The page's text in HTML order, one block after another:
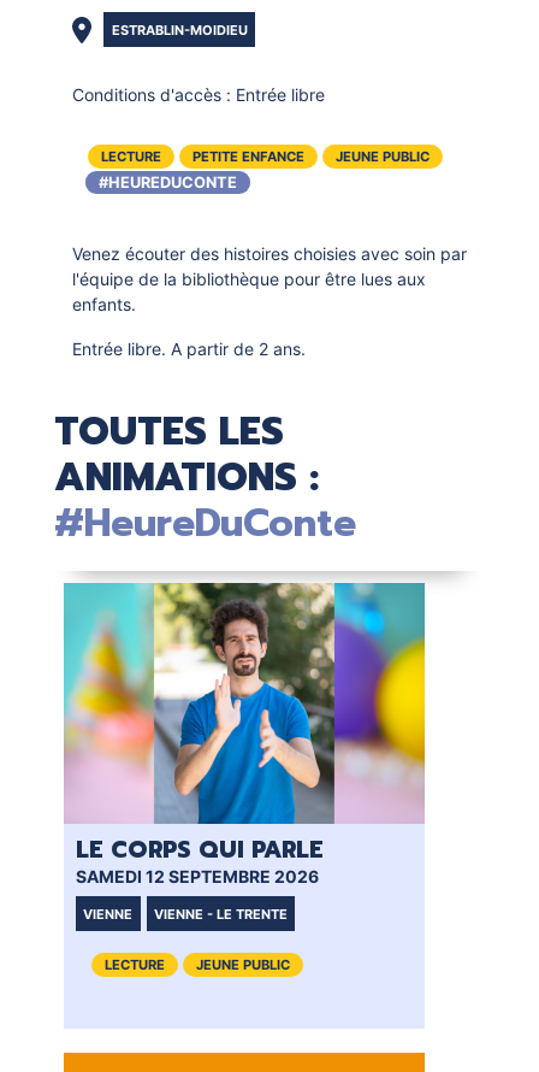
ESTRABLIN-MOIDIEU
Conditions d'accès : Entrée libre
LECTURE PETITE ENFANCE JEUNE PUBLIC
#HEUREDUCONTE
Venez écouter des histoires choisies avec soin par
l'équipe de la bibliothèque pour être lues aux
enfants.
Entrée libre. A partir de 2 ans.
TOUTES LES
ANIMATIONS :
#HeureDuConte
LE CORPS QUI PARLE
SAMEDI 12 SEPTEMBRE 2026
VIENNE VIENNE - LE TRENTE
LECTURE JEUNE PUBLIC